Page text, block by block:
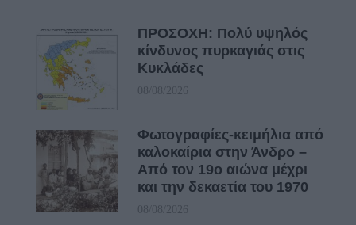
ΠΡΟΣΟΧΗ: Πολύ υψηλός
κίνδυνος πυρκαγιάς στις
Κυκλάδες
08/08/2026
Φωτογραφίες-κειμήλια από
καλοκαίρια στην Άνδρο –
Από τον 19ο αιώνα μέχρι
και την δεκαετία του 1970
08/08/2026